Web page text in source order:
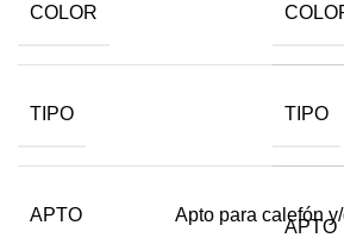
COLOR
TIPO
APTO Apto para calefón
TIPO
APTO